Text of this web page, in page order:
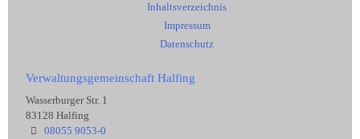
Inhaltsverzeichnis
Impressum
Datenschutz
Verwaltungsgemeinschaft Halfing
Wasserburger Str. 1
83128 Halfing
08055 9053-0